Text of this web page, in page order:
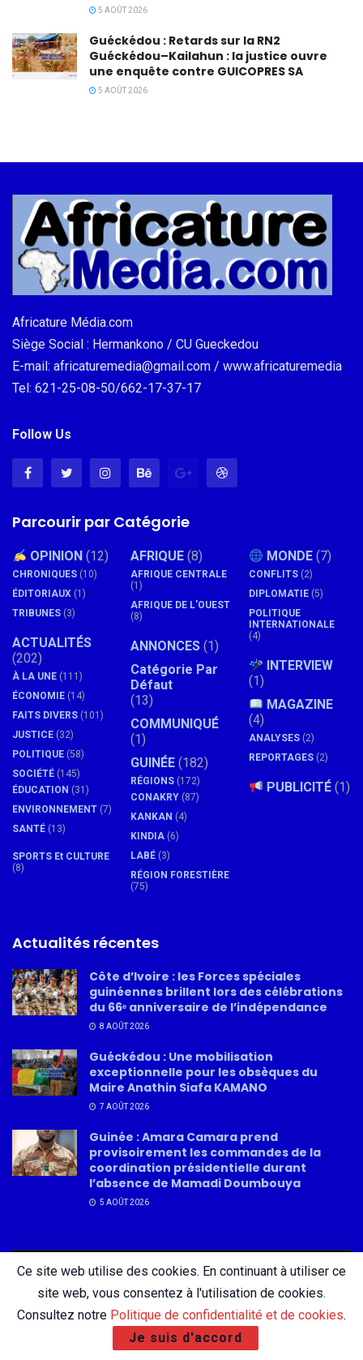
5 AOÛT 2026
Guéckédou : Retards sur la RN2
Guéckédou–Kailahun : la justice ouvre
une enquête contre GUICOPRES SA
5 AOÛT 2026
Africature Média.com
Siège Social : Hermankono / CU Gueckedou
E-mail: africaturemedia@gmail.com / www.africaturemedia
Tel: 621-25-08-50/662-17-37-17
Follow Us
Parcourir par Catégorie
OPINION (12)
CHRONIQUES (10)
ÉDITORIAUX (1)
TRIBUNES (3)
ACTUALITÉS
(202)
À LA UNE (111)
ÉCONOMIE (14)
FAITS DIVERS (101)
JUSTICE (32)
POLITIQUE (58)
SOCIÉTÉ (145)
ÉDUCATION (31)
ENVIRONNEMENT (7)
SANTÉ (13)
SPORTS Et CULTURE
(8)
AFRIQUE (8)
AFRIQUE CENTRALE
(1)
AFRIQUE DE L'OUEST
(8)
ANNONCES (1)
Catégorie Par
Défaut
(13)
COMMUNIQUÉ
(1)
GUINÉE (182)
RÉGIONS (172)
CONAKRY (87)
KANKAN (4)
KINDIA (6)
LABÉ (3)
RÉGION FORESTIÈRE
(75)
MONDE (7)
CONFLITS (2)
DIPLOMATIE (5)
POLITIQUE
INTERNATIONALE
(4)
INTERVIEW
(1)
MAGAZINE
(4)
ANALYSES (2)
REPORTAGES (2)
PUBLICITÉ (1)
Actualités récentes
Côte d’Ivoire : les Forces spéciales
guinéennes brillent lors des célébrations
du 66ᵉ anniversaire de l’indépendance
8 AOÛT 2026
Guéckédou : Une mobilisation
exceptionnelle pour les obsèques du
Maire Anathin Siafa KAMANO
7 AOÛT 2026
Guinée : Amara Camara prend
provisoirement les commandes de la
coordination présidentielle durant
l’absence de Mamadi Doumbouya
5 AOÛT 2026
Advertise Privacy & Policy Contact
© 2026 AfricatureMedia.com - Tous droits réservés |
Ce site web utilise des cookies. En continuant à utiliser ce
site web, vous consentez à l'utilisation de cookies.
Consultez notre Politique de confidentialité et de cookies.
Je suis d'accord